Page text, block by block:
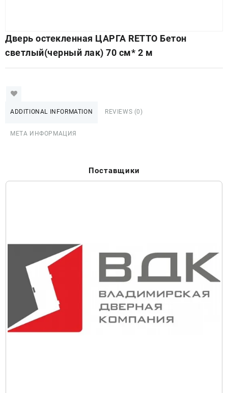
Дверь остекленная ЦАРГА RETTO Бетон
светлый(черный лак) 70 см* 2 м
ADDITIONAL INFORMATION REVIEWS (0)
МЕТА ИНФОРМАЦИЯ
Поставщики